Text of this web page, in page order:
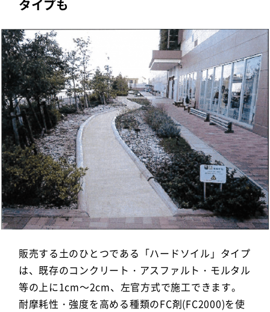
タイプも
販売する土のひとつである「ハードソイル」タイプ
は、既存のコンクリート・アスファルト・モルタル
等の上に1cm～2cm、左官方式で施工できます。
耐摩耗性・強度を高める種類のFC剤(FC2000)を使